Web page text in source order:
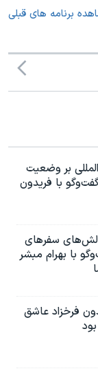
برنامه های قبلی
بر وضعیت
با فریدون
سفرهای
با بهرام مبشر
فرخزاد عاشق